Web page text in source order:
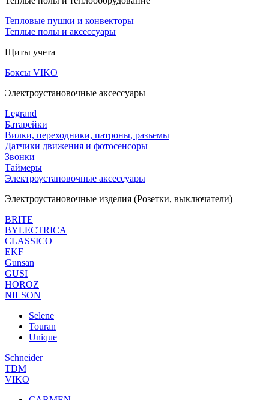
Тепловые пушки и конвекторы
Теплые полы и аксессуары
Щиты учета
Боксы VIKO
Электроустановочные аксессуары
Legrand
Батарейки
Вилки, переходники, патроны, разъемы
Датчики движения и фотосенсоры
Звонки
Таймеры
Электроустановочные аксессуары
Электроустановочные изделия (Розетки, выключатели)
BRITE
BYLECTRICA
CLASSICO
EKF
Gunsan
GUSI
HOROZ
NILSON
Selene
Touran
Unique
Schneider
TDM
VIKO